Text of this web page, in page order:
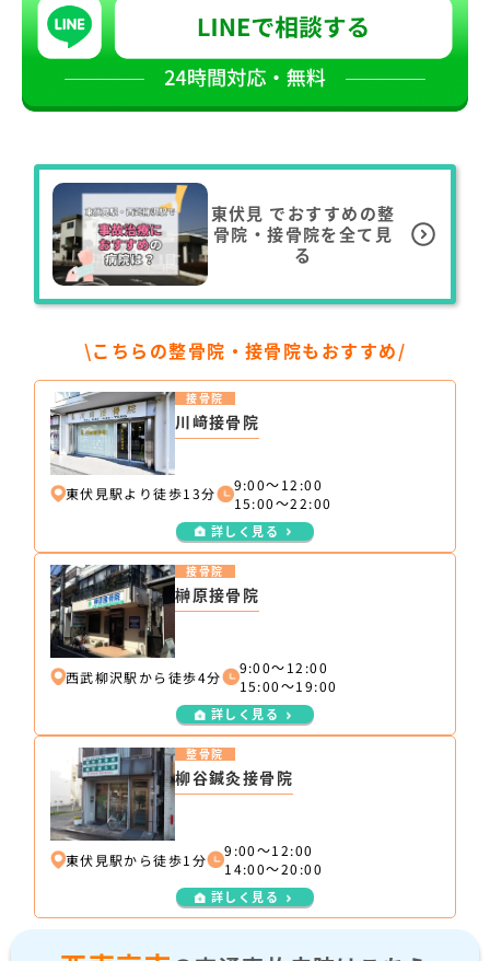
東伏見 でおすすめの整
骨院・接骨院を全て見
る
\こちらの整骨院・接骨院もおすすめ/
川﨑接骨院
接骨院
東伏見駅より徒歩13分
9:00～12:00
15:00～22:00
詳しく見る
榊原接骨院
接骨院
西武柳沢駅から徒歩4分
9:00～12:00
15:00～19:00
詳しく見る
柳谷鍼灸接骨院
整骨院
東伏見駅から徒歩1分
9:00～12:00
14:00～20:00
詳しく見る